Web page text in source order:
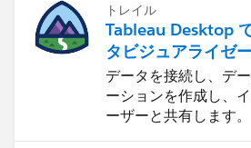
トレイル
Tableau Desktop
タビジュアライゼ
ンをはじめる
データを接続し、デ
ーションを作成し、
ーザーと共有します。